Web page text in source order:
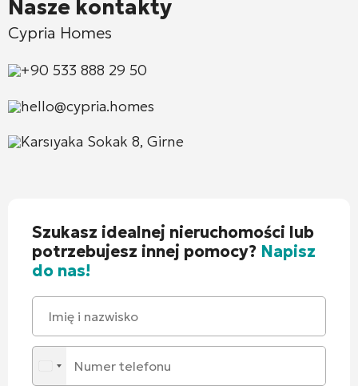
Nasze kontakty
Cypria Homes
+90 533 888 29 50
hello@cypria.homes
Karsıyaka Sokak 8, Girne
Szukasz idealnej nieruchomości lub
potrzebujesz innej pomocy? Napisz
do nas!